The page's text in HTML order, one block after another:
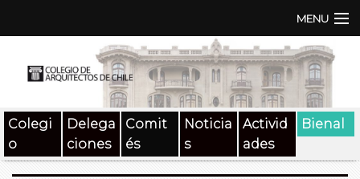
MENU
Documentos
Colegi
o
Delega
ciones
Comit
és
Noticia
s
Activid
ades
Bienal